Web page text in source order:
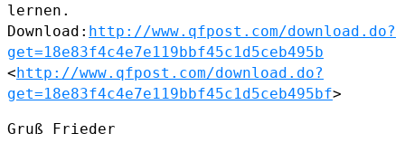
lernen.
Download: http://www.qfpost.com/download.do?
get=18e83f4c4e7e119bbf45c1d5ceb495b
<http://www.qfpost.com/download.do?
get=18e83f4c4e7e119bbf45c1d5ceb495bf>
Gruß Frieder